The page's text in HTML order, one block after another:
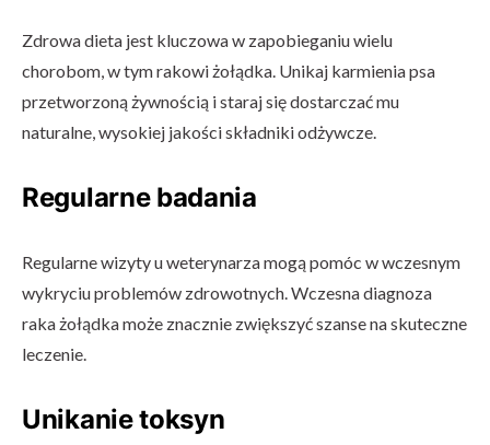
Zdrowa dieta jest kluczowa w zapobieganiu wielu
chorobom, w tym rakowi żołądka. Unikaj karmienia psa
przetworzoną żywnością i staraj się dostarczać mu
naturalne, wysokiej jakości składniki odżywcze.
Regularne badania
Regularne wizyty u weterynarza mogą pomóc w wczesnym
wykryciu problemów zdrowotnych. Wczesna diagnoza
raka żołądka może znacznie zwiększyć szanse na skuteczne
leczenie.
Unikanie toksyn